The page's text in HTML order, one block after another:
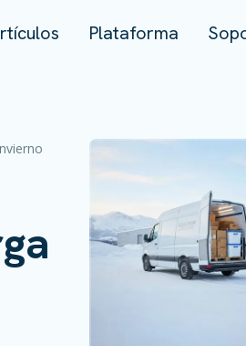
Plataforma